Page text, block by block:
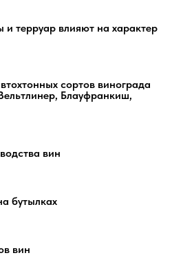
и терруар влияют на характер
сортов винограда
Блауфранкиш,
вин
бутылках
вин